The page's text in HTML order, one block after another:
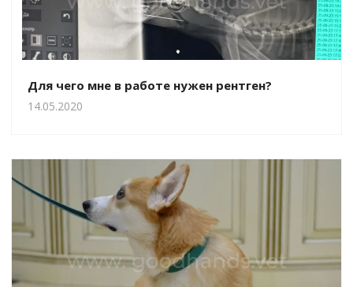
Для чего мне в работе нужен рентген?
14.05.2020